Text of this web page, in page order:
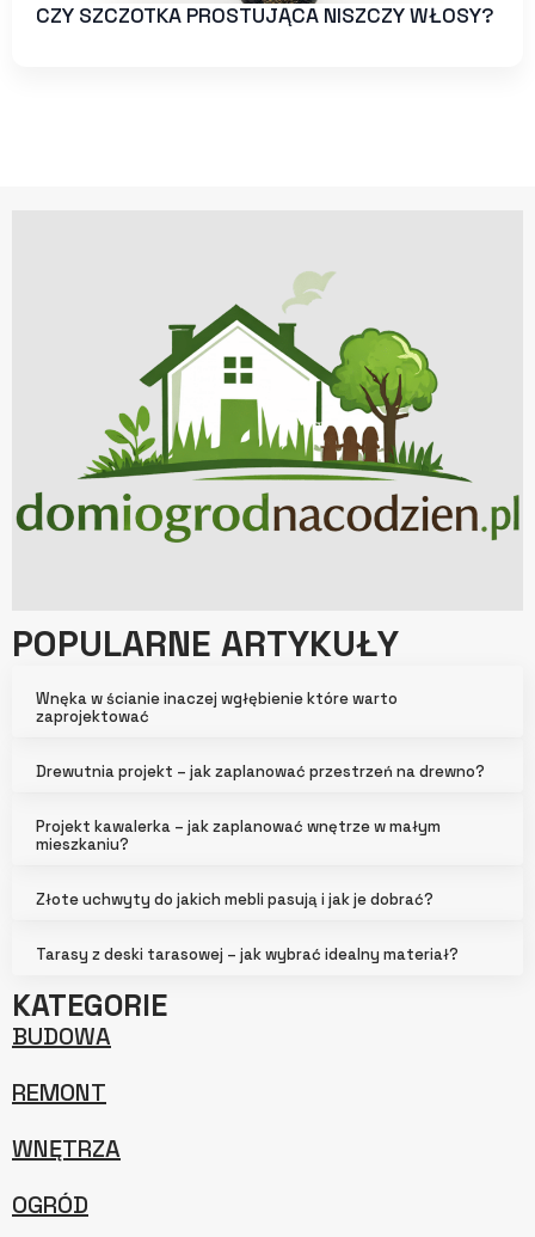
CZY SZCZOTKA PROSTUJĄCA NISZCZY WŁOSY?
POPULARNE ARTYKUŁY
Wnęka w ścianie inaczej wgłębienie które warto
zaprojektować
Drewutnia projekt – jak zaplanować przestrzeń na drewno?
Projekt kawalerka – jak zaplanować wnętrze w małym
mieszkaniu?
Złote uchwyty do jakich mebli pasują i jak je dobrać?
Tarasy z deski tarasowej – jak wybrać idealny materiał?
KATEGORIE
BUDOWA
REMONT
WNĘTRZA
OGRÓD